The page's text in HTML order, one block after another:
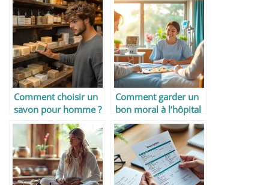
Comment choisir un
savon pour homme ?
Comment garder un
bon moral à l’hôpital